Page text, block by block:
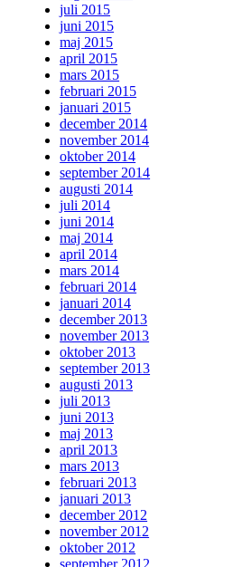
juli 2015
juni 2015
maj 2015
april 2015
mars 2015
februari 2015
januari 2015
december 2014
november 2014
oktober 2014
september 2014
augusti 2014
juli 2014
juni 2014
maj 2014
april 2014
mars 2014
februari 2014
januari 2014
december 2013
november 2013
oktober 2013
september 2013
augusti 2013
juli 2013
juni 2013
maj 2013
april 2013
mars 2013
februari 2013
januari 2013
december 2012
november 2012
oktober 2012
september 2012